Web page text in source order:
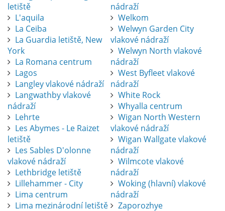
letiště
L'aquila
La Ceiba
La Guardia letiště, New
York
La Romana centrum
Lagos
Langley vlakové nádraží
Langwathby vlakové
nádraží
Lehrte
Les Abymes - Le Raizet
letiště
Les Sables D'olonne
vlakové nádraží
Lethbridge letiště
Lillehammer - City
Lima centrum
Lima mezinárodní letiště
nádraží
Welkom
Welwyn Garden City
vlakové nádraží
Welwyn North vlakové
nádraží
West Byfleet vlakové
nádraží
White Rock
Whyalla centrum
Wigan North Western
vlakové nádraží
Wigan Wallgate vlakové
nádraží
Wilmcote vlakové
nádraží
Woking (hlavní) vlakové
nádraží
Zaporozhye